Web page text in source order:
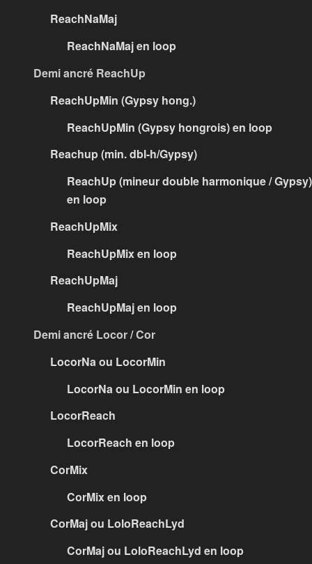
ReachNaMaj
ReachNaMaj en loop
Demi ancré ReachUp
ReachUpMin (Gypsy hong.)
ReachUpMin (Gypsy hongrois) en loop
Reachup (min. dbl-h/Gypsy)
ReachUp (mineur double harmonique / Gypsy)
en loop
ReachUpMix
ReachUpMix en loop
ReachUpMaj
ReachUpMaj en loop
Demi ancré Locor / Cor
LocorNa ou LocorMin
LocorNa ou LocorMin en loop
LocorReach
LocorReach en loop
CorMix
CorMix en loop
CorMaj ou LoloReachLyd
CorMaj ou LoloReachLyd en loop